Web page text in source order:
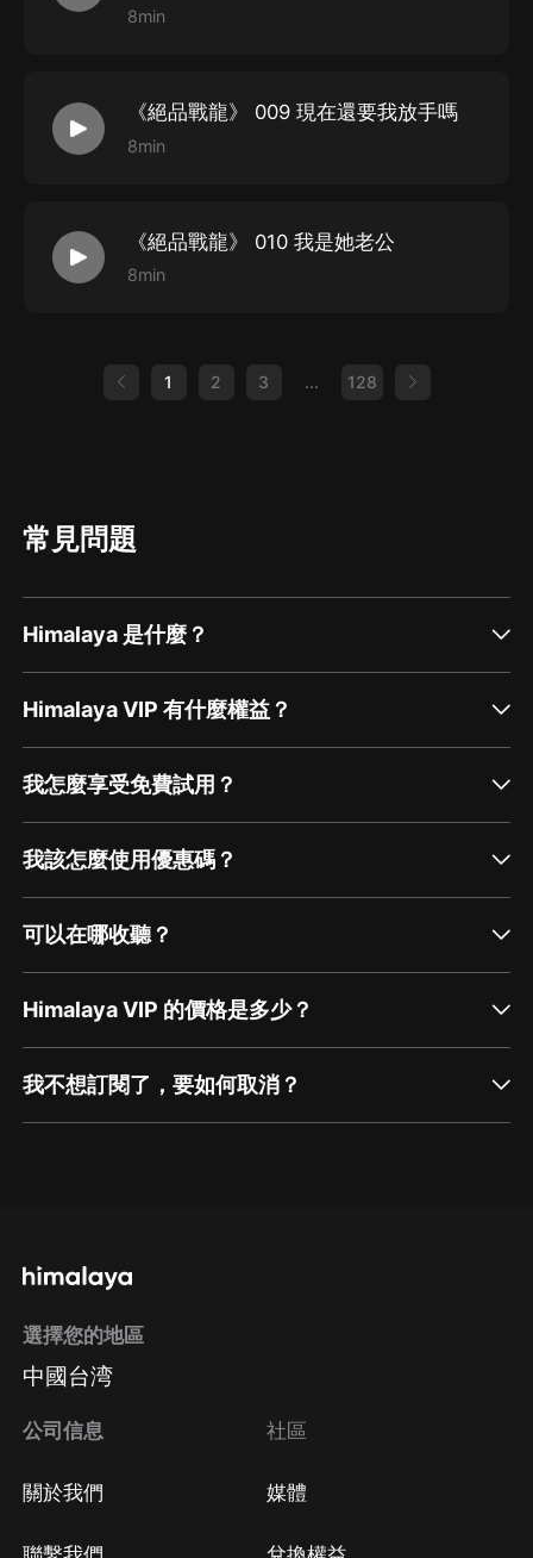
8min
《絕品戰龍》 009 現在還要我放手嗎
8min
《絕品戰龍》 010 我是她老公
8min
1 2 3 ... 128
常見問題
Himalaya 是什麼？
Himalaya VIP 有什麼權益？
我怎麼享受免費試用？
我該怎麼使用優惠碼？
可以在哪收聽？
Himalaya VIP 的價格是多少？
我不想訂閱了，要如何取消？
方法 Google Play取消訂閱方法
選擇您的地區
中國台湾
公司信息
關於我們
社區
媒體